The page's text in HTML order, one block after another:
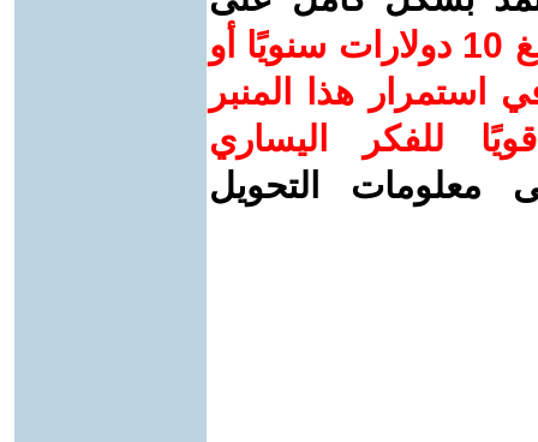
ساهم/ي معنا! بدعمكم بمبلغ 10 دولارات سنويًا أو
استمرار هذا المنبر
للفكر اليساري
معلومات التحويل